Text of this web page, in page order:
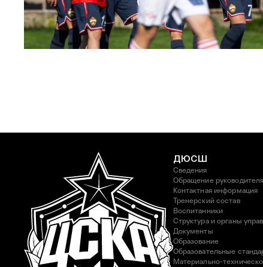
ЮФЛ: Московское дерби на «Октябре»
3 АВГУСТА 2026 14:15
ДЮСШ
Сведения
Обращение руководителя
Контактная информация
Тренерский состав
Воспитанники
Структура и органы
Документы
Образование
Образовательные
Материально-